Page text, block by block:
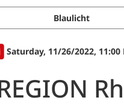
Blaulicht
Saturday, 11/26/2022, 11:00